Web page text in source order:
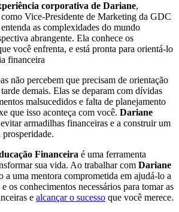
corporativa de Dariane,
Vice-Presidente de Marketing da GDC
as complexidades do mundo
abrangente. Ela conhece os
você enfrenta, e está pronta para orientá-lo
não percebem que precisam de orientação
demais. Elas se deparam com dívidas
malsucedidos e falta de planejamento
que isso aconteça com você. Dariane
armadilhas financeiras e a construir um
Financeira é uma ferramenta
sua vida. Ao trabalhar com Dariane
a uma mentora comprometida em ajudá-lo a
os conhecimentos necessários para tomar as
e alcançar o sucesso que você merece.